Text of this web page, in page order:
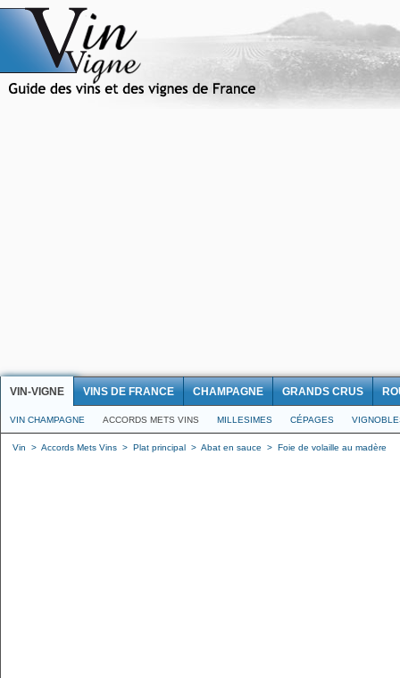
VIN-VIGNE VINS DE FRANCE CHAMPAGNE GRANDS CRUS
VIN CHAMPAGNE ACCORDS METS VINS MILLESIMES CÉPAGES
Vin > Accords Mets Vins > Plat principal > Abat en sauce > Foie de volaille au madère